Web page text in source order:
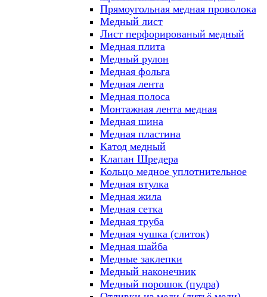
Прямоугольная медная проволока
Медный лист
Лист перфорированый медный
Медная плита
Медный рулон
Медная фольга
Медная лента
Медная полоса
Монтажная лента медная
Медная шина
Медная пластина
Катод медный
Клапан Шредера
Кольцо медное уплотнительное
Медная втулка
Медная жила
Медная сетка
Медная труба
Медная чушка (слиток)
Медная шайба
Медные заклепки
Медный наконечник
Медный порошок (пудра)